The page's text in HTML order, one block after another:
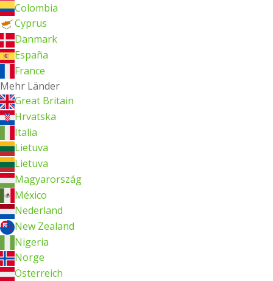
Colombia
Cyprus
Danmark
España
France
Mehr Länder
Great Britain
Hrvatska
Italia
Lietuva
Lietuva
Magyarország
México
Nederland
New Zealand
Nigeria
Norge
Österreich